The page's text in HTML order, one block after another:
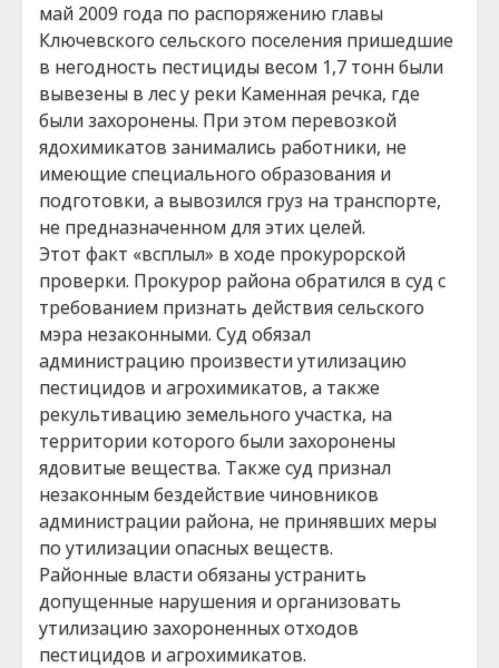
май 2009 года по распоряжению главы
Ключевского сельского поселения пришедшие
в негодность пестициды весом 1,7 тонн были
вывезены в лес у реки Каменная речка, где
были захоронены. При этом перевозкой
ядохимикатов занимались работники, не
имеющие специального образования и
подготовки, а вывозился груз на транспорте,
не предназначенном для этих целей.
Этот факт «всплыл» в ходе прокурорской
проверки. Прокурор района обратился в суд с
требованием признать действия сельского
мэра незаконными. Суд обязал
администрацию произвести утилизацию
пестицидов и агрохимикатов, а также
рекультивацию земельного участка, на
территории которого были захоронены
ядовитые вещества. Также суд признал
незаконным бездействие чиновников
администрации района, не принявших меры
по утилизации опасных веществ.
Районные власти обязаны устранить
допущенные нарушения и организовать
утилизацию захороненных отходов
пестицидов и агрохимикатов.